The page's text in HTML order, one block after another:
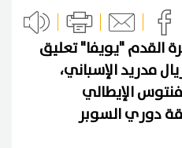
القدم "يويفا" تعليق
مدريد الإسباني،
الإيطالي
دوري السوبر